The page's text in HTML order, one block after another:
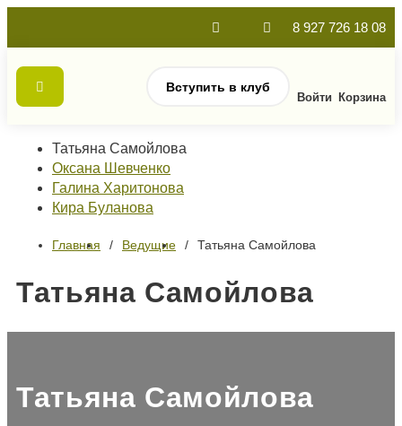
8 927 726 18 08
Вступить в клуб
Войти Корзина
Татьяна Самойлова
Оксана Шевченко
Галина Харитонова
Кира Буланова
Главная Ведущие Татьяна Самойлова
Татьяна Самойлова
Татьяна Самойлова